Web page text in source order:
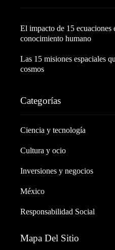
El impacto de 15 ecuaciones
conocimiento humano
Las 15 misiones espaciales
cosmos
Categorías
Ciencia y tecnología
Cultura y ocio
Inversiones y negocios
México
Responsabilidad Social
Mapa Del Sitio